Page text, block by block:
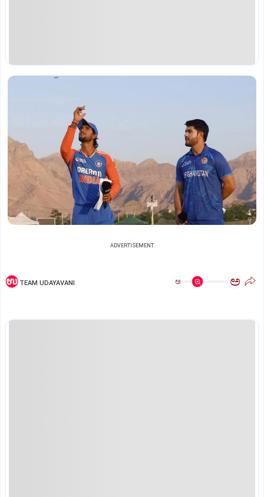
ADVERTISEMENT
TEAM UDAYAVANI ಅ ಅ